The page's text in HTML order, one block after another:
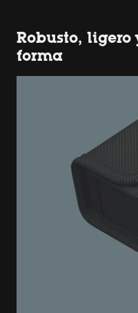
Robusto, ligero
forma